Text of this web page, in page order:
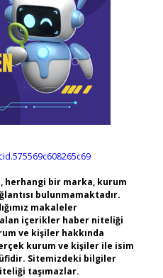
herhangi bir marka, kurum
bulunmamaktadır.
makaleler
içerikler haber niteliği
ve kişiler hakkında
kurum ve kişiler ile isim
Sitemizdeki bilgiler
taşımazlar.